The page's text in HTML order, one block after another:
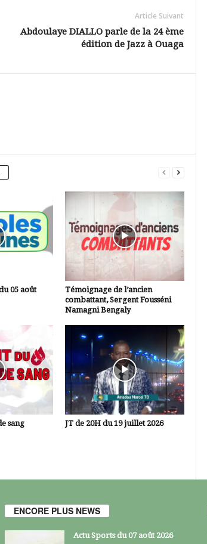
Article Suivant
Abdoulaye DIALLO parle de la 24 ème
édition de Jazz à Ouaga
05 août
Témoignage de l’ancien
combattant, Sergent Fousséni
Namagni Bengaly
sang
JT de 20H du 19 juillet 2026
ENCORE PLUS NEWS
Actu Sports du 07 août 2026